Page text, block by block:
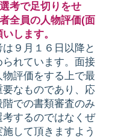
で足切りをせ
全員の人物評価(面
します。
は９月１６日以降と
られています。面接
物評価をする上で最
要なものであり、応
階での書類審査のみ
考するのではなくぜ
施して頂きますよう